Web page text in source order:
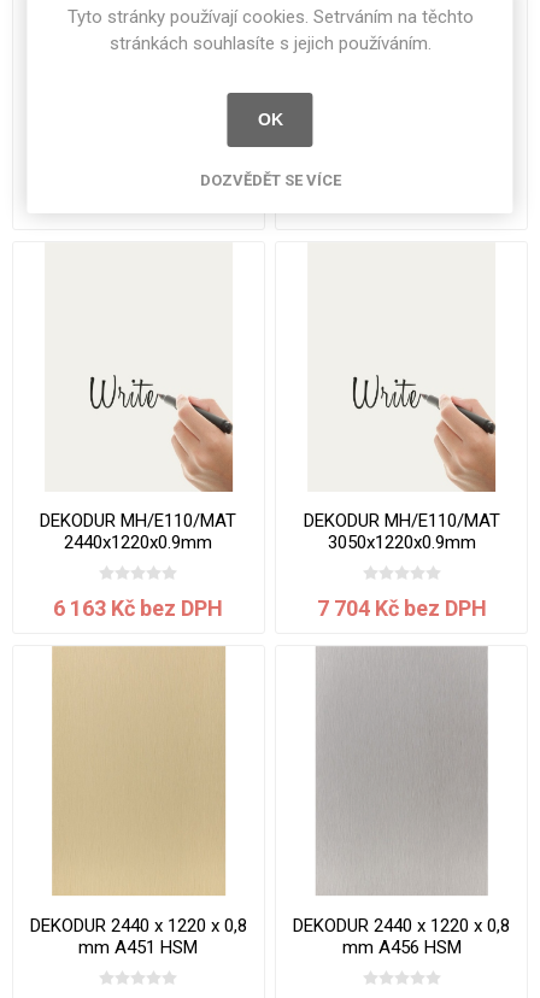
DEKODUR MH/E110/MAT
2440x1220x0.9mm
6 163 Kč bez DPH
DEKODUR MH/E110/MAT
3050x1220x0.9mm
7 704 Kč bez DPH
DEKODUR 2440 x 1220 x 0,8
mm A451 HSM
DEKODUR 2440 x 1220 x 0,8
mm A456 HSM
Tyto stránky používají cookies. Setrváním na těchto
stránkách souhlasíte s jejich používáním.
OK
DOZVĚDĚT SE VÍCE